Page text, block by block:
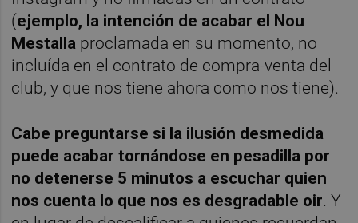
(ejemplo, la intención de acabar el Nou
Mestalla proclamada en su momento, no
incluída en el contrato de compra-venta del
club, y que nos tiene ahora como nos tiene).
Cabe preguntarse si la ilusión desmedida
puede acabar tornándose en pesadilla por
no detenerse 5 minutos a escuchar quien
nos cuenta lo que nos es desgradable oir. Y